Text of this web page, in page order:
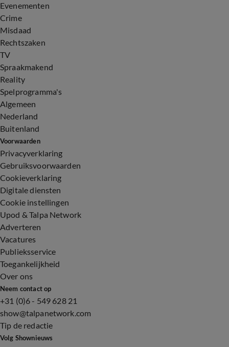
Evenementen
Crime
Misdaad
Rechtszaken
TV
Spraakmakend
Reality
Spelprogramma's
Algemeen
Nederland
Buitenland
Voorwaarden
Privacyverklaring
Gebruiksvoorwaarden
Cookieverklaring
Digitale diensten
Cookie instellingen
Upod & Talpa Network
Adverteren
Vacatures
Publieksservice
Toegankelijkheid
Over ons
Neem contact op
+31 (0)6 - 549 628 21
show@talpanetwork.com
Tip de redactie
Volg Shownieuws